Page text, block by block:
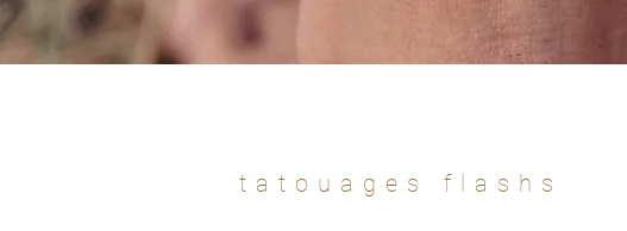
tatouages flashs